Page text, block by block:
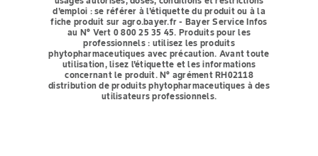
d'emploi : se référer à l'étiquette du produit ou à la
fiche produit sur agro.bayer.fr - Bayer Service Infos
au N° Vert 0 800 25 35 45. Produits pour les
professionnels : utilisez les produits
phytopharmaceutiques avec précaution. Avant toute
utilisation, lisez l'étiquette et les informations
concernant le produit. N° agrément RH02118
distribution de produits phytopharmaceutiques à des
utilisateurs professionnels.